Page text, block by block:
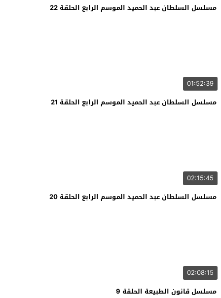
مسلسل السلطان عبد الحميد الموسم الرابع الحلقة 22
01:52:39
مسلسل السلطان عبد الحميد الموسم الرابع الحلقة 21
02:15:45
مسلسل السلطان عبد الحميد الموسم الرابع الحلقة 20
02:08:15
مسلسل قانون الطبيعة الحلقة 9